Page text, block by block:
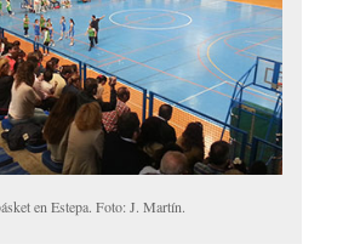
en Estepa. Foto: J. Martín.